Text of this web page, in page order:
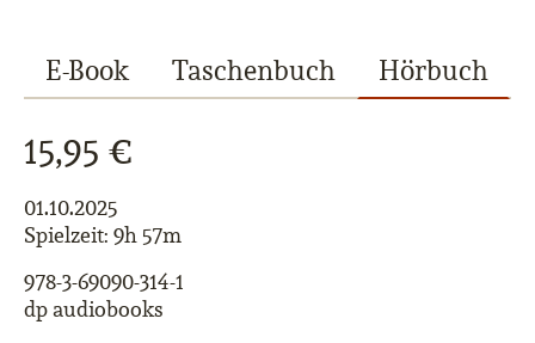
E-Book Taschenbuch Hörbuch
15,95 €
01.10.2025
Spielzeit: 9h 57m
978-3-69090-314-1
dp audiobooks